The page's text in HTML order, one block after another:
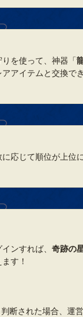
を使って、神器「
アアイテムと交換で
応じて順位が上位に
ンすれば、 奇跡の
す！
断された場合、運